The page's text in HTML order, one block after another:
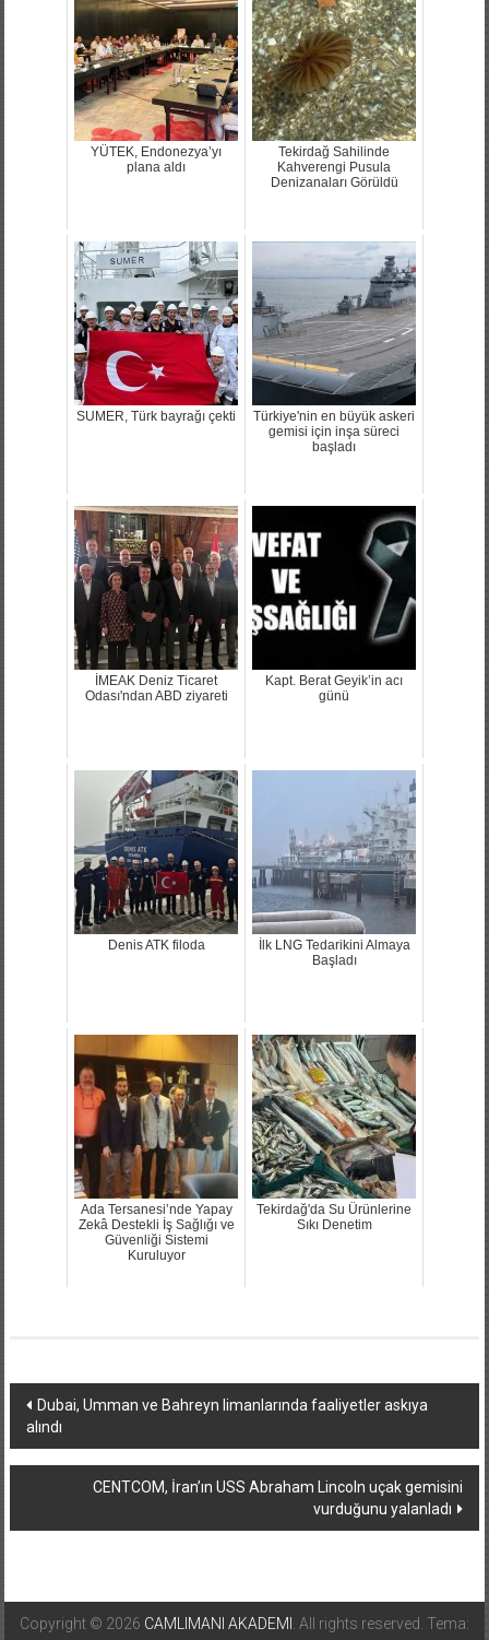
YÜTEK, Endonezya’yı
plana aldı
Tekirdağ Sahilinde
Kahverengi Pusula
Denizanaları Görüldü
SUMER, Türk bayrağı çekti
Türkiye'nin en büyük askeri
gemisi için inşa süreci
başladı
İMEAK Deniz Ticaret
Odası'ndan ABD ziyareti
Kapt. Berat Geyik’in acı
günü
Denis ATK filoda
İlk LNG Tedarikini Almaya
Başladı
Ada Tersanesi’nde Yapay
Zekâ Destekli İş Sağlığı ve
Güvenliği Sistemi
Kuruluyor
Tekirdağ'da Su Ürünlerine
Sıkı Denetim
Yazı
dolaşımı
Dubai, Umman ve Bahreyn limanlarında faaliyetler askıya
alındı
CENTCOM, İran’ın USS Abraham Lincoln uçak gemisini
vurduğunu yalanladı
Copyright © 2026 CAMLIMANI AKADEMI
. All rights reserved. Tema: